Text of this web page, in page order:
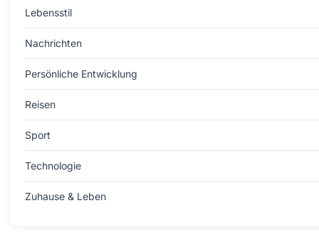
Lebensstil
Nachrichten
Persönliche Entwicklung
Reisen
Sport
Technologie
Zuhause & Leben